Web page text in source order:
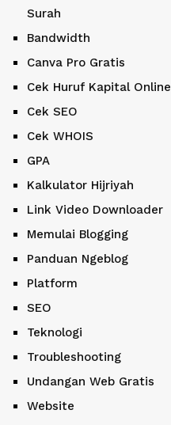
Surah
Bandwidth
Canva Pro Gratis
Cek Huruf Kapital Online
Cek SEO
Cek WHOIS
GPA
Kalkulator Hijriyah
Link Video Downloader
Memulai Blogging
Panduan Ngeblog
Platform
SEO
Teknologi
Troubleshooting
Undangan Web Gratis
Website